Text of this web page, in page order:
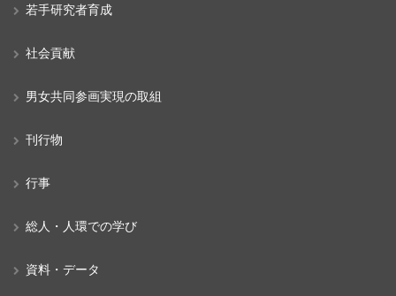
若手研究者育成
社会貢献
男女共同参画実現の取組
刊行物
行事
総人・人環での学び
資料・データ